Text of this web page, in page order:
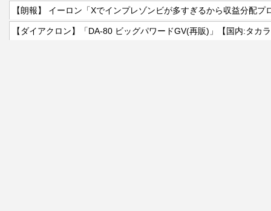
【朗報】 イーロン「Xでインプレゾンビが多すぎるから収益分配プ